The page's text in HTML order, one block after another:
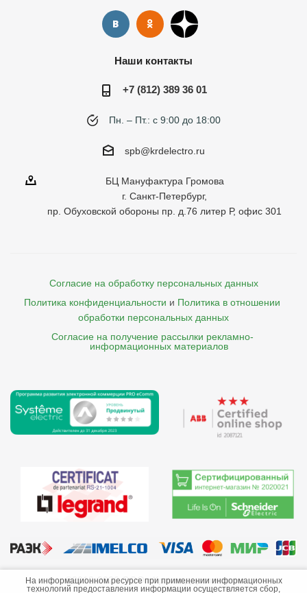
Наши контакты
+7 (812) 389 36 01
Пн. – Пт.: с 9:00 до 18:00
spb@krdelectro.ru
БЦ Мануфактура Громова
г. Санкт-Петербург,
пр. Обуховской обороны пр. д.76 литер Р, офис 301
Согласие на обработку персональных данных
Политика конфиденциальности и Политика в отношении
обработки персональных данных
Согласие на получение рассылки рекламно-
    информационных материалов
©2013-2026 ООО «Краснодарэлектро»
На информационном ресурсе при применении информационных
технологий предоставления информации осуществляется сбор,